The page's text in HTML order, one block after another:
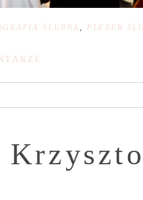
ŚLUBNA PLENER